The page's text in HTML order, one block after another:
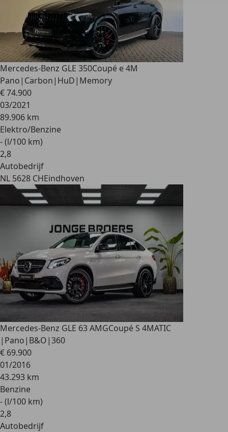
Mercedes-Benz GLE 350Coupé e 4M
Pano|Carbon|HuD|Memory
€ 74.900
03/2021
89.906 km
Elektro/Benzine
- (l/100 km)
2,8
Autobedrijf
NL 5628 CHEindhoven
Mercedes-Benz GLE 63 AMGCoupé S 4MATIC
|Pano|B&O|360
€ 69.900
01/2016
43.293 km
Benzine
- (l/100 km)
2,8
Autobedrijf